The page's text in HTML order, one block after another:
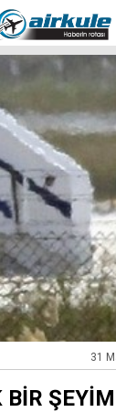
31
BİR